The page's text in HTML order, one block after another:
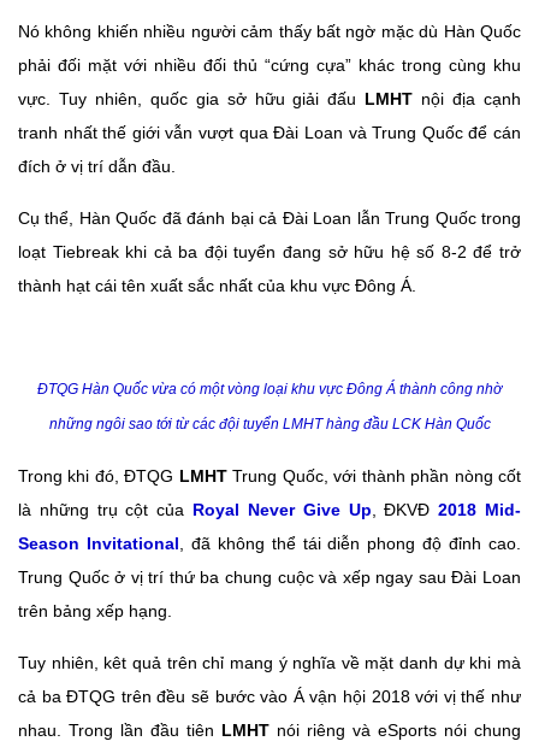
Nó không khiến nhiều người cảm thấy bất ngờ mặc dù Hàn Quốc
phải đối mặt với nhiều đối thủ “cứng cựa” khác trong cùng khu
vực. Tuy nhiên, quốc gia sở hữu giải đấu LMHT nội địa cạnh
tranh nhất thế giới vẫn vượt qua Đài Loan và Trung Quốc để cán
đích ở vị trí dẫn đầu.
Cụ thể, Hàn Quốc đã đánh bại cả Đài Loan lẫn Trung Quốc trong
loạt Tiebreak khi cả ba đội tuyển đang sở hữu hệ số 8-2 để trở
thành hạt cái tên xuất sắc nhất của khu vực Đông Á.
ĐTQG Hàn Quốc vừa có một vòng loại khu vực Đông Á thành công nhờ
những ngôi sao tới từ các đội tuyển LMHT hàng đầu LCK Hàn Quốc
Trong khi đó, ĐTQG LMHTTrung Quốc, với thành phần nòng cốt
là những trụ cột của Royal Never Give Up , ĐKVĐ2018 Mid-
Season Invitational , đã không thể tái diễn phong độ đỉnh cao.
Trung Quốc ở vị trí thứ ba chung cuộc và xếp ngay sau Đài Loan
trên bảng xếp hạng.
Tuy nhiên, kêt quả trên chỉ mang ý nghĩa về mặt danh dự khi mà
cả ba ĐTQG trên đều sẽ bước vào Á vận hội 2018 với vị thế như
nhau. Trong lần đầu tiên LMHT nói riêng và eSports nói chung